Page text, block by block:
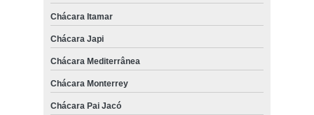
Chácara Itamar
Chácara Japi
Chácara Mediterrânea
Chácara Monterrey
Chácara Pai Jacó